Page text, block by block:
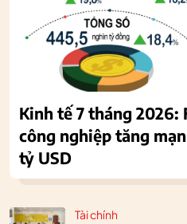
Tài chính
Kinh tế 7 tháng 2026:
công nghiệp tăng
tỷ USD